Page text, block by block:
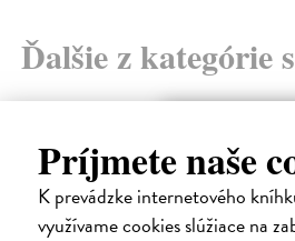
Príjmete naše
K prevádzke internetového
využívame cookies slúžiace na
Ďalšie z kategórie